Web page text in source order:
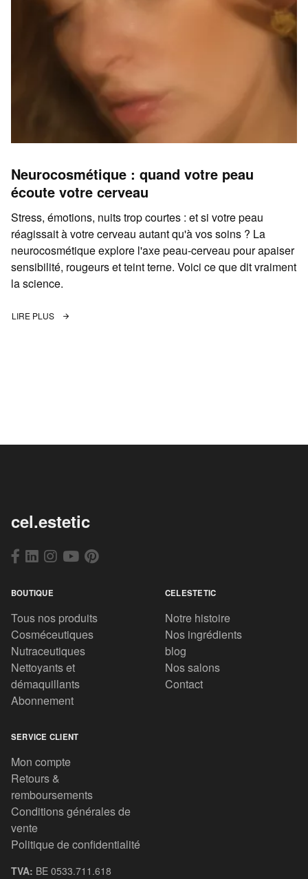
Neurocosmétique : quand votre peau
écoute votre cerveau
Stress, émotions, nuits trop courtes : et si votre peau
réagissait à votre cerveau autant qu'à vos soins ? La
neurocosmétique explore l'axe peau-cerveau pour apaiser
sensibilité, rougeurs et teint terne. Voici ce que dit vraiment
la science.
LIRE PLUS
cel.estetic
BOUTIQUE
Tous nos produits
Cosméceutiques
Nutraceutiques
Nettoyants et
démaquillants
Abonnement
CELESTETIC
Notre histoire
Nos ingrédients
blog
Nos salons
Contact
SERVICE CLIENT
Mon compte
Retours &
remboursements
Conditions générales de
vente
Politique de confidentialité
TVA: BE 0533.711.618